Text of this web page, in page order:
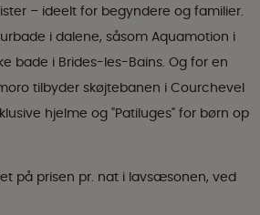
– ideelt for begyndere og familier.
i dalene, såsom Aquamotion i
bade i Brides-les-Bains. Og for en
tilbyder skøjtebanen i Courchevel
hjelme og "Patiluges" for børn op
på prisen pr. nat i lavsæsonen, ved